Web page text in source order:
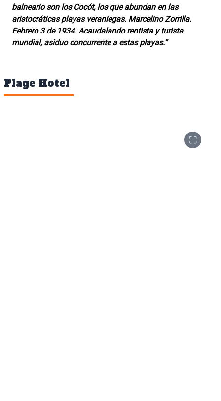
balneario son los Cocót, los que abundan en las
aristocráticas playas veraniegas. Marcelino Zorrilla.
Febrero 3 de 1934. Acaudalando rentista y turista
mundial, asiduo concurrente a estas playas.”
Plage Hotel